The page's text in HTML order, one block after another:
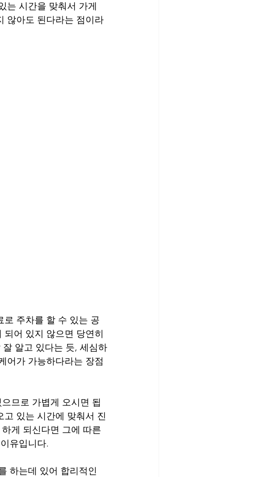
는 시간을 맞춰서 가게
않아도 된다라는 점이라
로 주차를 할 수 있는 공
어 있지 않으면 당연히
알고 있다는 듯, 세심하
어가 가능하다라는 장점
므로 가볍게 오시면 됩
있는 시간에 맞춰서 진
게 되신다면 그에 따른
유입니다.
하는데 있어 합리적인